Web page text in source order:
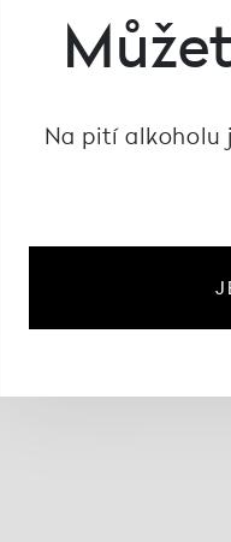
Na pití alkoholu